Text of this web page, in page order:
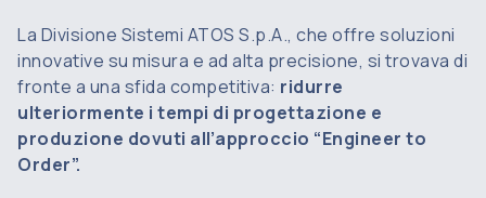
La Divisione Sistemi ATOS S.p.A., che offre soluzioni
innovative su misura e ad alta precisione, si trovava di
fronte a una sfida competitiva: ridurre
ulteriormente i tempi di progettazione e
produzione dovuti all’approccio “Engineer to
Order”.